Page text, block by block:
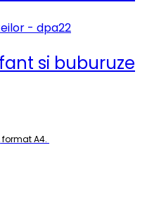
si buburuze
A4.